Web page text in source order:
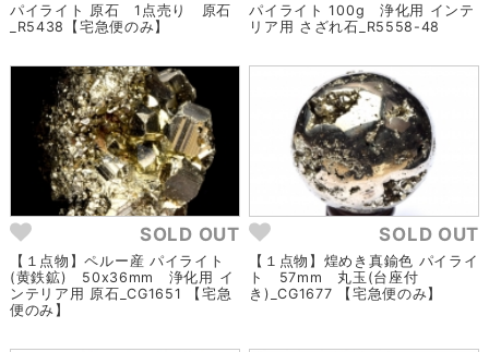
パイライト 原石 1点売り 原石
_R5438【宅急便のみ】
パイライト 100g 浄化用 インテ
リア用 さざれ石_R5558-48
SOLD OUT
【１点物】ペルー産 パイライト
(黄鉄鉱) 50x36mm 浄化用 イ
ンテリア用 原石_CG1651 【宅急
便のみ】
SOLD OUT
【１点物】煌めき真鍮色 パイライ
ト 57mm 丸玉(台座付
き)_CG1677 【宅急便のみ】